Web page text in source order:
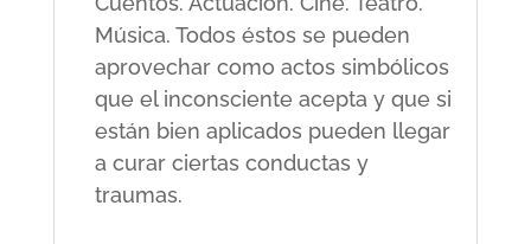
Música. Todos éstos se pueden
aprovechar como actos simbólicos
que el inconsciente acepta y que si
están bien aplicados pueden llegar
a curar ciertas conductas y
traumas.